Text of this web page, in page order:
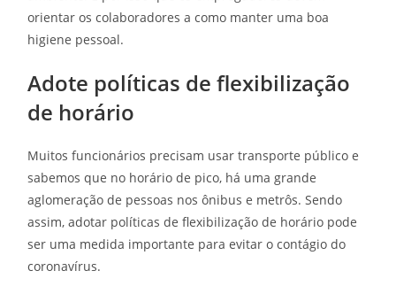
orientar os colaboradores a como manter uma boa
higiene pessoal.
Adote políticas de flexibilização
de horário
Muitos funcionários precisam usar transporte público e
sabemos que no horário de pico, há uma grande
aglomeração de pessoas nos ônibus e metrôs. Sendo
assim, adotar políticas de flexibilização de horário pode
ser uma medida importante para evitar o contágio do
coronavírus.